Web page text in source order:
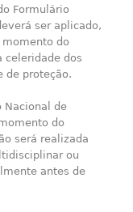
Formulário
ser aplicado,
do
celeridade dos
de proteção.
Nacional de
do
será realizada
ou
antes de